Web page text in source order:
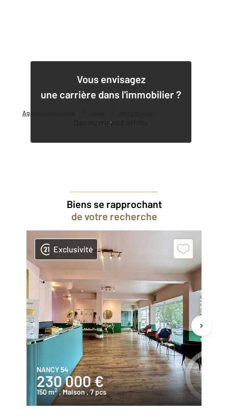
Agence immobilière
Vous envisagez
une carrière dans l'immobilier ?
Découvrir nos offres
1
Biens se rapprochant
de votre recherche
Exclusivité
NANCY 54
230 000 €
150 m2 , Maison, 7 pcs